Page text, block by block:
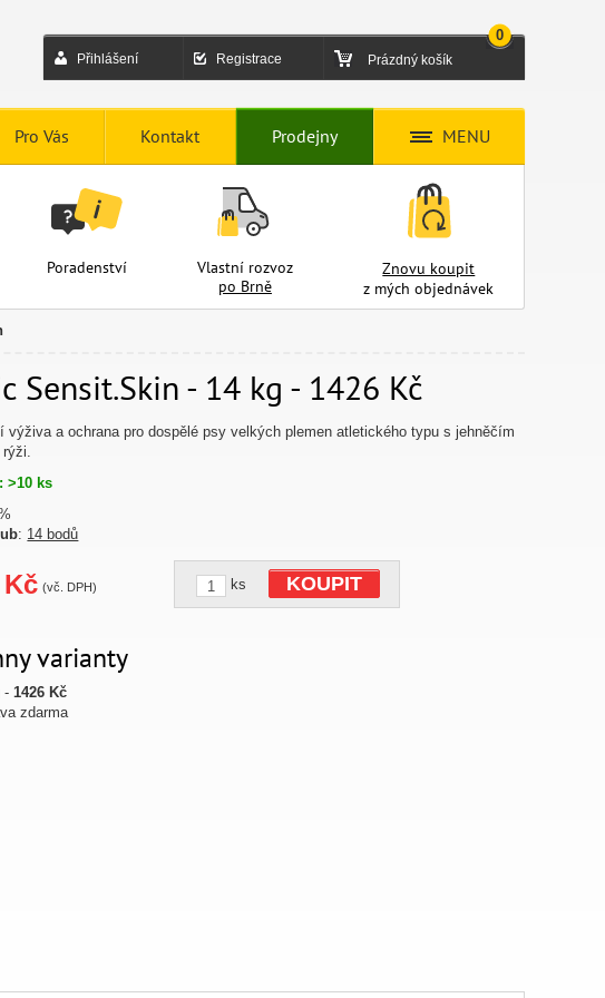
Přihlášení Registrace Prázdný košík
0
Pro Vás Kontakt Prodejny MENU
Poradenství
Vlastní rozvoz
po Brně
Znovu koupit
z mých objednávek
Sensit.Skin - 14 kg - 1426 Kč
výživa a ochrana pro dospělé psy velkých plemen atletického typu s jehněčím
rýži.
>10 ks
: 14 bodů
Kč (vč. DPH) ks KOUPIT
varianty
-1426 Kč
zdarma